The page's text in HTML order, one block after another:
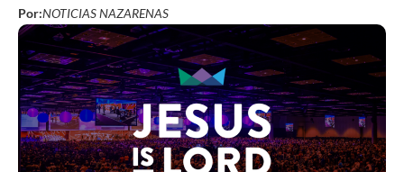
Por:NOTICIAS NAZARENAS